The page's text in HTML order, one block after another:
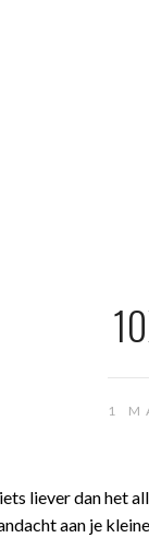
1
liever dan het
aan je